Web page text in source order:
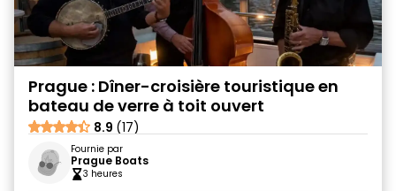
Prague : Dîner-croisière touristique en
bateau de verre à toit ouvert
8.9 (17)
Fournie par
Prague Boats
3 heures